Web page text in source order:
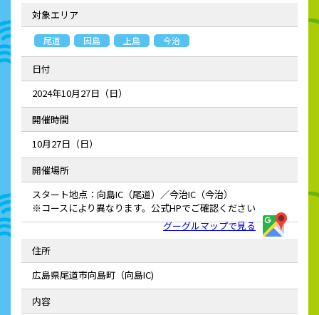
対象エリア
尾道 因島 上島 今治
日付
2024年10月27日（日）
開催時間
10月27日（日）
開催場所
スタート地点：向島IC（尾道）／今治IC（今治）
※コースにより異なります。公式HPでご確認ください
グーグルマップで見る
住所
広島県尾道市向島町（向島IC)
内容